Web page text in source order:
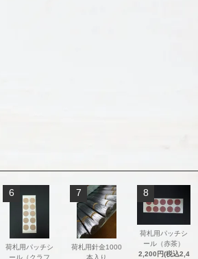
6
荷札用パッチシ
ール（クラフ
7
荷札用針金1000
本入り
8
荷札用パッチシ
ール（赤茶）
2,200円(税込2,4